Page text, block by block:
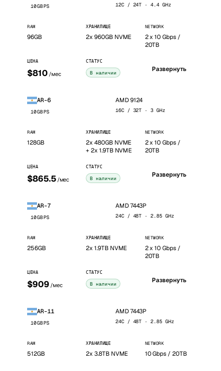
10GBPS 12C / 24T · 4.4 GHz
RAM
96GB
ХРАНИЛИЩЕ
2x 960GB NVME
NETWORK
2 x 10 Gbps /
20TB
ЦЕНА
$810 /мес
СТАТУС
В наличии Развернуть
AR-6
10GBPS
AMD 9124
16C / 32T · 3 GHz
RAM
128GB
ХРАНИЛИЩЕ
2x 480GB NVME
+ 2x 1.9TB NVME
NETWORK
2 x 10 Gbps /
20TB
ЦЕНА
$865.5 /мес
СТАТУС
В наличии Развернуть
AR-7
10GBPS
AMD 7443P
24C / 48T · 2.85 GHz
RAM
256GB
ХРАНИЛИЩЕ
2x 1.9TB NVME
NETWORK
2 x 10 Gbps /
20TB
ЦЕНА
$909 /мес
СТАТУС
В наличии Развернуть
AR-11
10GBPS
AMD 7443P
24C / 48T · 2.85 GHz
RAM
512GB
ХРАНИЛИЩЕ
2x 3.8TB NVME
NETWORK
10 Gbps / 20TB